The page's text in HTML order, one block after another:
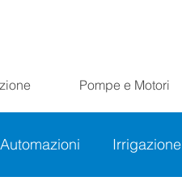
Pompe e Motori
Automazioni Irrigazione